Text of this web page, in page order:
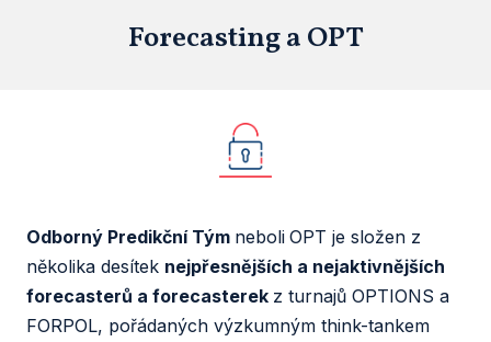
Forecasting a OPT
Odborný Predikční Tým neboli OPT je složen z
několika desítek nejpřesnějších a nejaktivnějších
forecasterů a forecasterek z turnajů OPTIONS a
FORPOL, pořádaných výzkumným think-tankem